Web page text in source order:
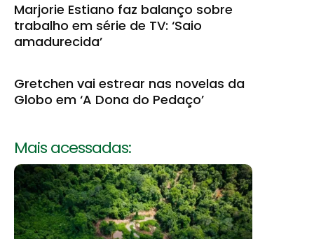
Marjorie Estiano faz balanço sobre
trabalho em série de TV: ‘Saio
amadurecida’
Gretchen vai estrear nas novelas da
Globo em ‘A Dona do Pedaço’
Mais acessadas: